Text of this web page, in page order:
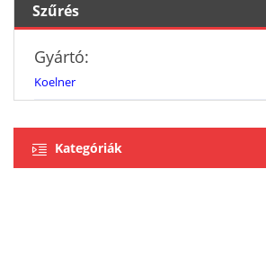
Szűrés
Gyártó:
Koelner
Kategóriák